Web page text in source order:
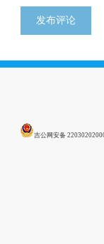
发布评论
吉公网安备